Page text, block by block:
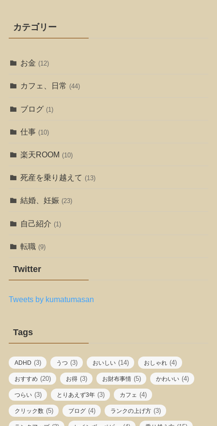
カテゴリー
お金 (12)
カフェ、日常 (44)
ブログ (1)
仕事 (10)
楽天ROOM (10)
死産を乗り越えて (13)
結婚、妊娠 (23)
自己紹介 (1)
転職 (9)
Twitter
Tweets by kumatumasan
Tags
ADHD (3) うつ (3) おいしい (14) おしゃれ (4)
おすすめ (20) お得 (3) お財布事情 (5) かわいい (4)
つらい (3) とりあえず3年 (3) カフェ (4)
クリック数 (5) ブログ (4) ランクの上げ方 (3)